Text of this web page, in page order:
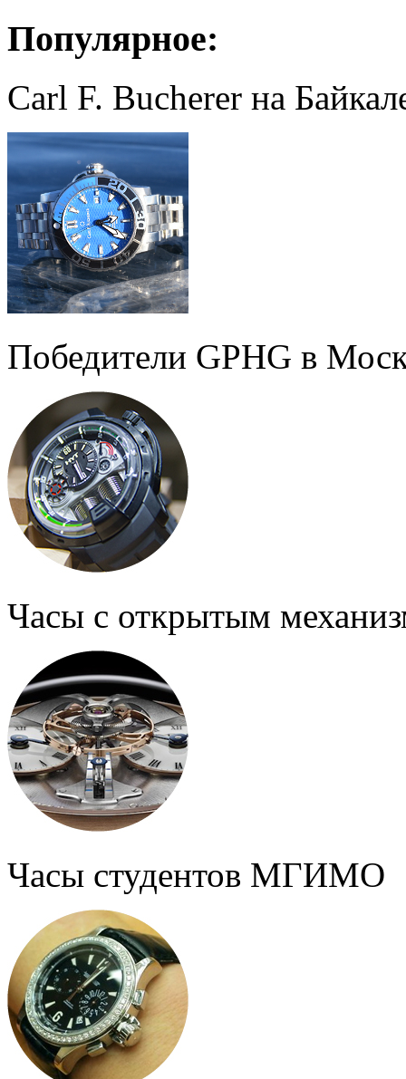
Популярное:
Carl F. Bucherer на
Победители GPHG в
Часы с открытым
Часы студентов МГИМО